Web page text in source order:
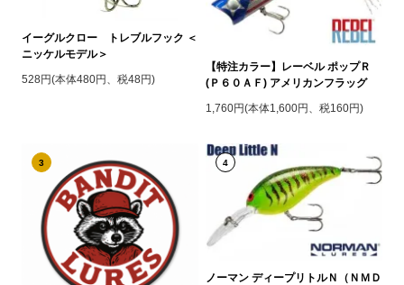
イーグルクロー トレブルフック ＜
ニッケルモデル＞
528円(本体480円、税48円)
【特注カラー】レーベル ポップＲ
(Ｐ６０ＡＦ) アメリカンフラッグ
1,760円(本体1,600円、税160円)
3 4
ノーマン ディープリトルＮ（ＮＭＤ